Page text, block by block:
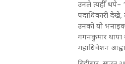
||
मन्त्रीले घुस
नोट
उनले त्यहीँ थपे–
पदाधिकारी देखे,
उनको यो
गगनकुमार थापा
महाधिवेशन